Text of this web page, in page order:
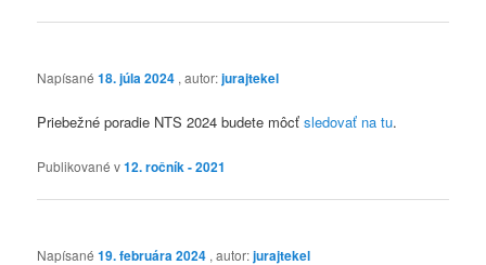
Napísané18. júla 2024 , autor:jurajtekel
Priebežné poradie NTS 2024 budete môcťsledovať na tu.
Publikované v12. ročník - 2021
Napísané19. februára 2024 , autor:jurajtekel